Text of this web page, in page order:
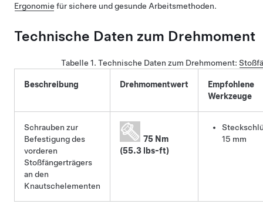
Ergonomie für sichere und gesunde Arbeitsmethoden.
Technische Daten zum Drehmoment
Tabelle 1. Technische Daten zum Drehmoment:
Beschreibung Drehmomentwert
Empfohlene
Werkzeuge
Schrauben zur
Befestigung des
vorderen
Stoßfängerträgers
an den
Knautschelementen
75 Nm
(55.3 lbs-ft)
15 mm